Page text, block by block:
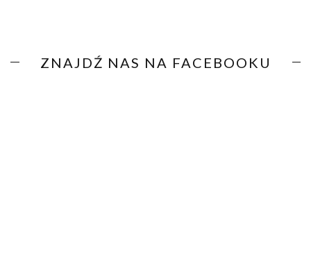
ZNAJDŹ NAS NA FACEBOOKU